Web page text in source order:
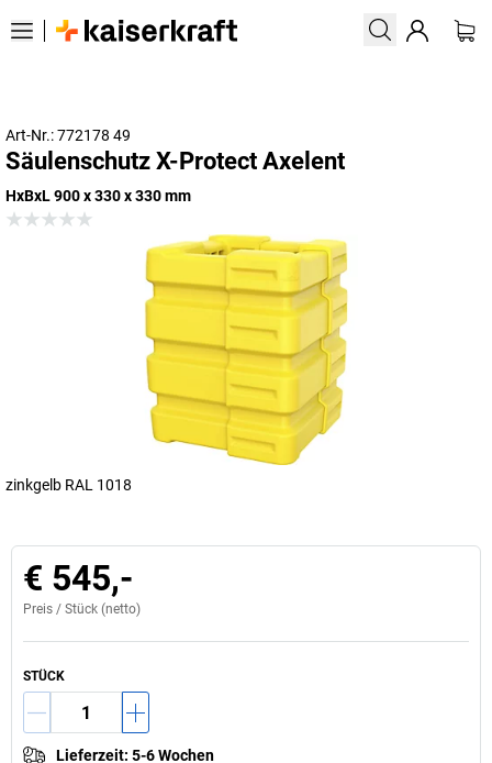
Art-Nr.: 772178 49
Säulenschutz X-Protect Axelent
HxBxL 900 x 330 x 330 mm
zinkgelb RAL 1018
€ 545,-
Preis / Stück (netto)
STÜCK
Lieferzeit: 5-6 Wochen